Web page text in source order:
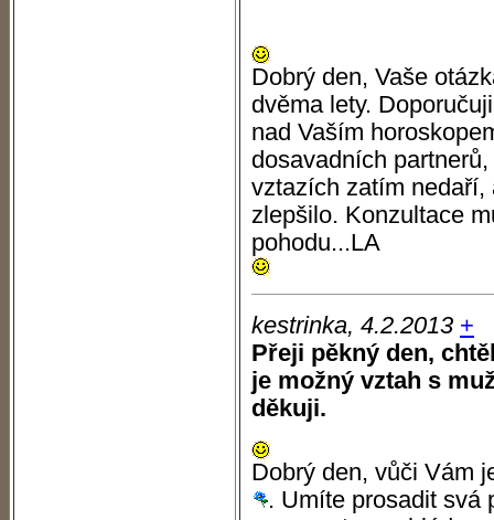
Dobrý den, Vaše
dvěma lety.
nad Vaším
dosavadních
vztazích zatím nedaří,
zlepšilo. Konzultace
pohodu...LA
kestrinka, 4.2.2013 +
Přeji pěkný den,
je možný vztah s
děkuji.
Dobrý den, vůči Vám
. Umíte prosadit svá